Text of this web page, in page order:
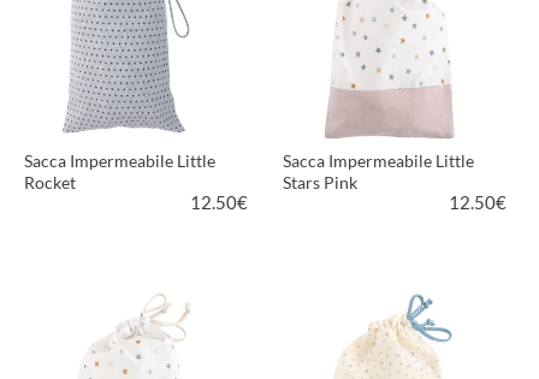
Sacca Impermeabile Little
Rocket
12.50€
VEDI PRODOTTO
Sacca Impermeabile Little
Stars Pink
12.50€
VEDI PRODOTTO